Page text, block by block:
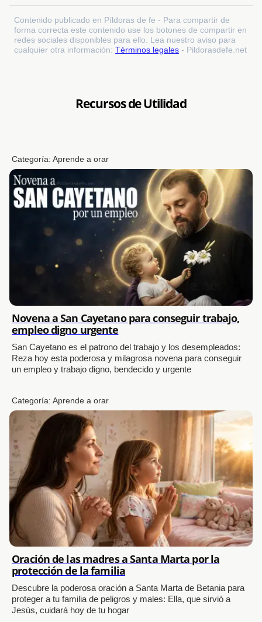
Contenido publicado en Píldoras de fe - Para compartir de
forma correcta este contenido use los botones de compartir en
redes sociales disponibles para ello. Lea nuestro aviso para
cualquier otra información: Términos legales - Pildorasdefe.net
Recursos de Utilidad
Categoría:Aprende a orar
Novena a San Cayetano para conseguir trabajo,
empleo digno urgente
San Cayetano es el patrono del trabajo y los desempleados:
Reza hoy esta poderosa y milagrosa novena para conseguir
un empleo y trabajo digno, bendecido y urgente
Categoría:Aprende a orar
Oración de las madres a Santa Marta por la
protección de la familia
Descubre la poderosa oración a Santa Marta de Betania para
proteger a tu familia de peligros y males: Ella, que sirvió a
Jesús, cuidará hoy de tu hogar